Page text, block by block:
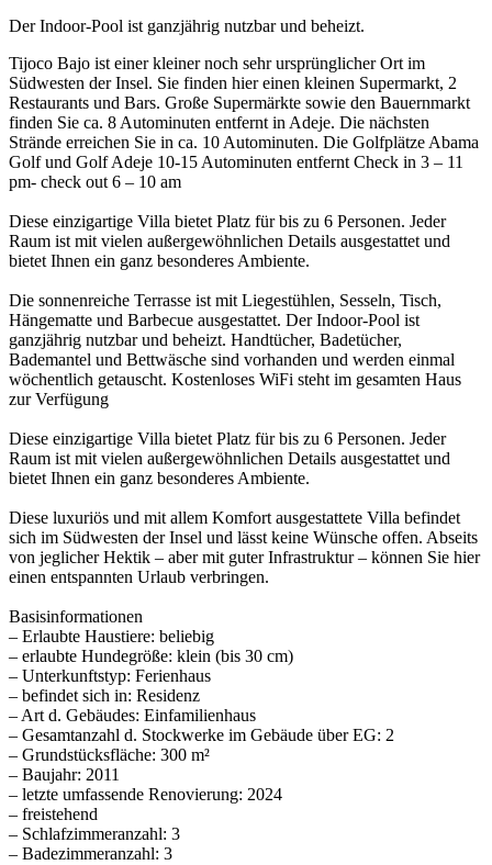
Der Indoor-Pool ist ganzjährig nutzbar und beheizt.
Tijoco Bajo ist einer kleiner noch sehr ursprünglicher Ort im
Südwesten der Insel. Sie finden hier einen kleinen Supermarkt, 2
Restaurants und Bars. Große Supermärkte sowie den Bauernmarkt
finden Sie ca. 8 Autominuten entfernt in Adeje. Die nächsten
Strände erreichen Sie in ca. 10 Autominuten. Die Golfplätze Abama
Golf und Golf Adeje 10-15 Autominuten entfernt Check in 3 – 11
pm- check out 6 – 10 am
Diese einzigartige Villa bietet Platz für bis zu 6 Personen. Jeder
Raum ist mit vielen außergewöhnlichen Details ausgestattet und
bietet Ihnen ein ganz besonderes Ambiente.
Die sonnenreiche Terrasse ist mit Liegestühlen, Sesseln, Tisch,
Hängematte und Barbecue ausgestattet. Der Indoor-Pool ist
ganzjährig nutzbar und beheizt. Handtücher, Badetücher,
Bademantel und Bettwäsche sind vorhanden und werden einmal
wöchentlich getauscht. Kostenloses WiFi steht im gesamten Haus
zur Verfügung
Diese einzigartige Villa bietet Platz für bis zu 6 Personen. Jeder
Raum ist mit vielen außergewöhnlichen Details ausgestattet und
bietet Ihnen ein ganz besonderes Ambiente.
Diese luxuriös und mit allem Komfort ausgestattete Villa befindet
sich im Südwesten der Insel und lässt keine Wünsche offen. Abseits
von jeglicher Hektik – aber mit guter Infrastruktur – können Sie hier
einen entspannten Urlaub verbringen.
Basisinformationen
– Erlaubte Haustiere: beliebig
– erlaubte Hundegröße: klein (bis 30 cm)
– Unterkunftstyp: Ferienhaus
– befindet sich in: Residenz
– Art d. Gebäudes: Einfamilienhaus
– Gesamtanzahl d. Stockwerke im Gebäude über EG: 2
– Grundstücksfläche: 300 m²
– Baujahr: 2011
– letzte umfassende Renovierung: 2024
– freistehend
– Schlafzimmeranzahl: 3
– Badezimmeranzahl: 3